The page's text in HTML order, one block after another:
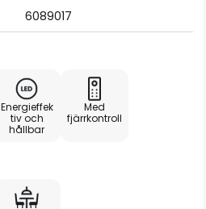
6089017
Energieffek
tiv och
hållbar
Med
fjärrkontroll